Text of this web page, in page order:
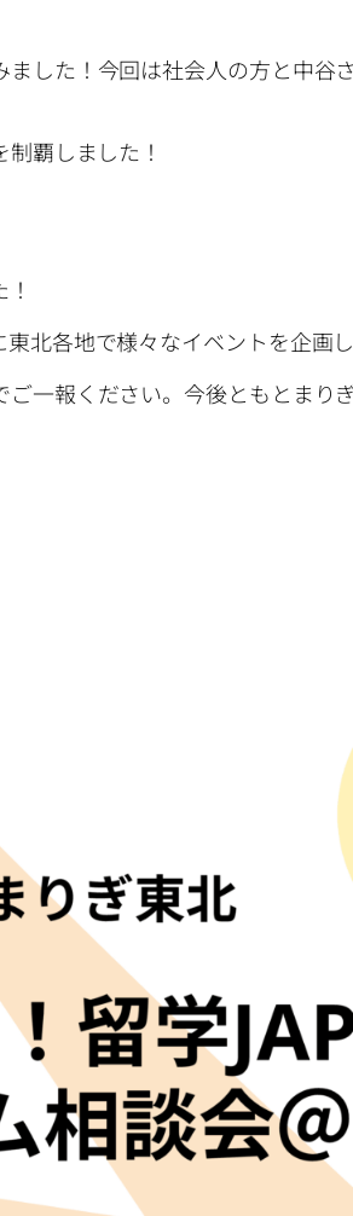
した！今回は社会人の方と中谷
覇しました！
北各地で様々なイベントを企画
一報ください。今後ともとまり